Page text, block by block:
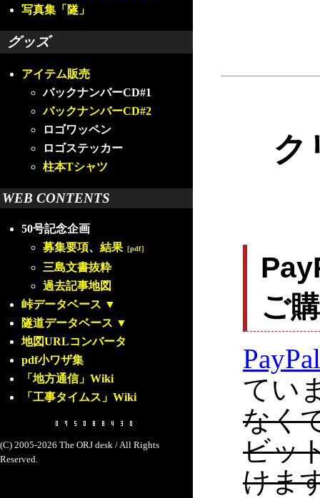
写真集「隧」
グッズ
アイテム販売
バックナンバーCD#1
バックナンバーCD#2
ロゴワッペン
ロゴステッカー
柱本Tシャツ
WEB CONTENTS
50号記念企画
募集要項、 結果 ［pdf］
三島文書抜粋
過去記事地図
峠データベース ▼
隧道データベース ▼
地図URLコンバータ
pdf小ワザ集
「地方通信」Wiki
「工事タイムス」Wiki
(C) 2005-2026 The ORJ desk / All Rights
Reserved.
ク
ご
PayPal
てい
なく
ビッ
けま